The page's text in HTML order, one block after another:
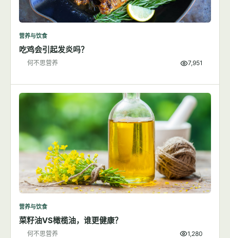
营养与饮食
吃鸡会引起发炎吗？
何不思营养 7,951
营养与饮食
菜籽油VS橄榄油，谁更健康？
何不思营养 1,280